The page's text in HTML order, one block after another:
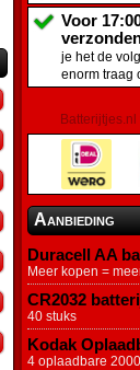
Voor
je het de
enorm traag
Aanbieding
Duracell AA
Meer kopen =
CR2032
40 stuks
Kodak
4 oplaadbare